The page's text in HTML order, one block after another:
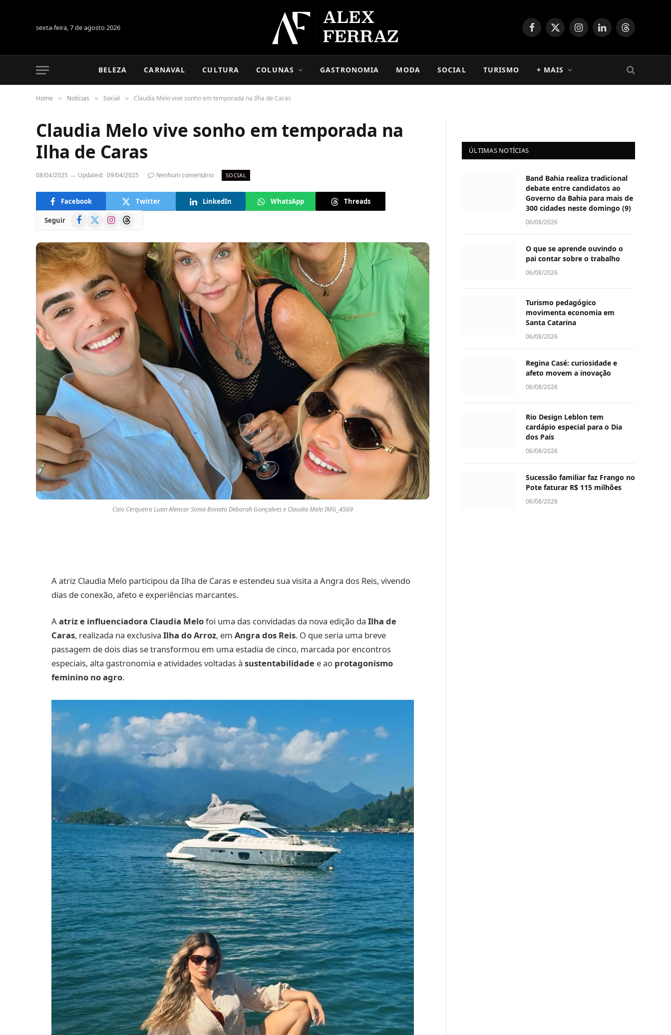
sexta-feira, 7 de agosto 2026 Facebook
X
InstagramLinkedInThreads
BELEZA CARNAVAL CULTURA COLUNAS GASTRONOMIA MODA SOCIAL TURISMO + MAIS
Home » Notícias » Social » Claudia Melo vive sonho em temporada na Ilha de Caras
Claudia Melo vive sonho em temporada na
Ilha de Caras
08/04/2025 Updated: 09/04/2025 Nenhum comentário SOCIAL
Facebook Twitter LinkedIn WhatsApp Threads
Seguir Facebook
(Twitter)
InstagramThreads
Caio Cerqueira Luan Alencar Sonia Bonato Deborah Gonçalves e Claudia Melo IMG_4569
A atriz Claudia Melo participou da Ilha de Caras e estendeu sua visita a Angra dos Reis, vivendo
dias de conexão, afeto e experiências marcantes.
Aatriz e influenciadora Claudia Melofoi uma das convidadas da nova edição da Ilha de
Caras, realizada na exclusiva Ilha do Arroz, em Angra dos Reis. O que seria uma breve
passagem de dois dias se transformou em uma estadia de cinco, marcada por encontros
especiais, alta gastronomia e atividades voltadas à sustentabilidade e ao protagonismo
feminino no agro.
ÚLTIMAS NOTÍCIAS
Band Bahia realiza tradicional
debate entre candidatos ao
Governo da Bahia para mais de
300 cidades neste domingo (9)
06/08/2026
O que se aprende ouvindo o
pai contar sobre o trabalho
06/08/2026
Turismo pedagógico
movimenta economia em
Santa Catarina
06/08/2026
Regina Casé: curiosidade e
afeto movem a inovação
06/08/2026
Rio Design Leblon tem
cardápio especial para o Dia
dos Pais
06/08/2026
Sucessão familiar faz Frango no
Pote faturar R$ 115 milhões
06/08/2026